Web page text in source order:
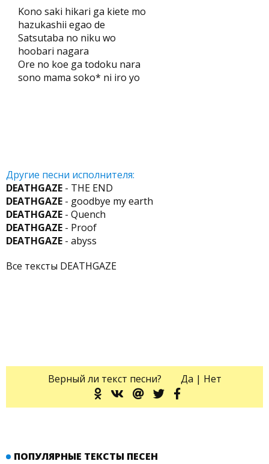
Kono saki hikari ga kiete mo
hazukashii egao de
Satsutaba no niku wo
hoobari nagara
Ore no koe ga todoku nara
sono mama soko* ni iro yo
Другие песни исполнителя:
DEATHGAZE - THE END
DEATHGAZE - goodbye my earth
DEATHGAZE - Quench
DEATHGAZE - Proof
DEATHGAZE - abyss
Все тексты DEATHGAZE
Верный ли текст песни? Да | Нет
ПОПУЛЯРНЫЕ ТЕКСТЫ ПЕСЕН